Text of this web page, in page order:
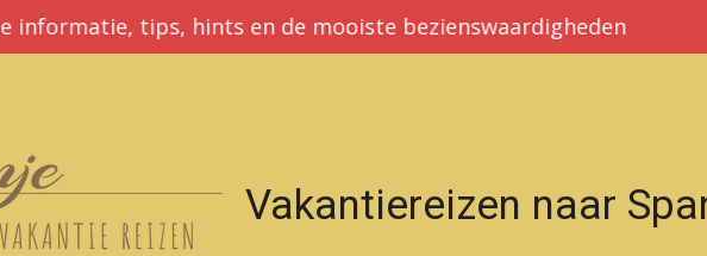
informatie, tips, hints en de mooiste bezienswaardigheden
Vakantiereizen naar